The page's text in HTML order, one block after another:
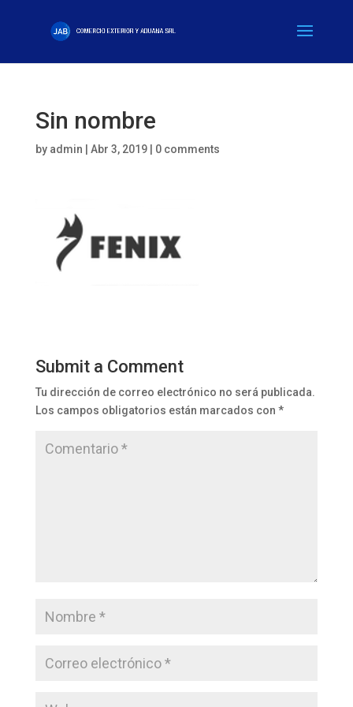
Sin nombre
by admin Abr 3, 2019| 0 comments
Submit a Comment
Tu dirección de correo electrónico no será publicada.
Los campos obligatorios están marcados con *